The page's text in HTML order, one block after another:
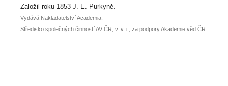
posteru je už 30. června.
Založil roku 1853 J. E. Purkyně.
Vydává Nakladatelství Academia,
Středisko společných činností AV ČR, v. v. i., za podpory Akademie věd ČR.